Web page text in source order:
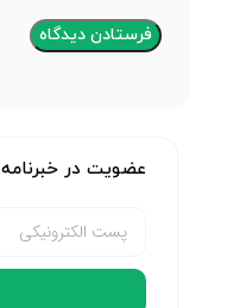
عضویت در خبرنامه